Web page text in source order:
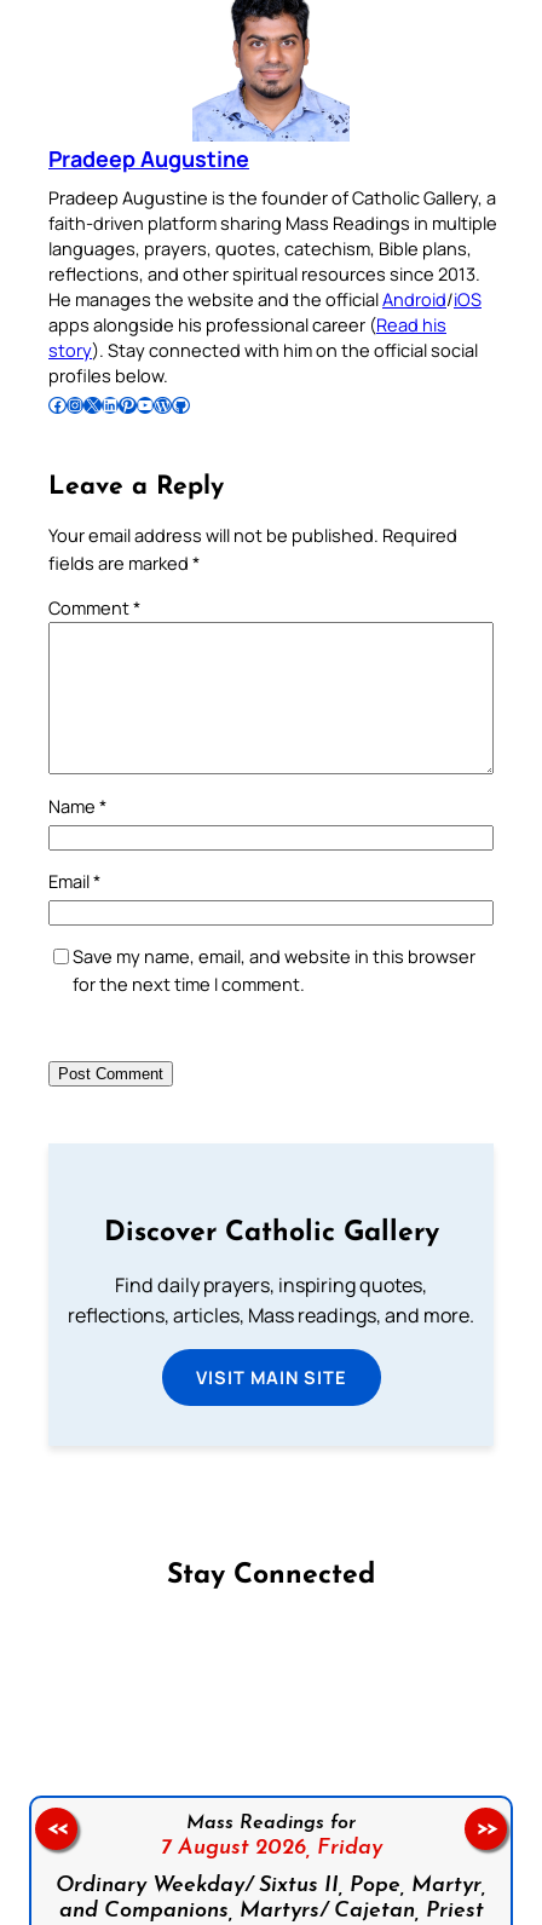
Pradeep Augustine
Pradeep Augustine is the founder of Catholic Gallery, a
faith-driven platform sharing Mass Readings in multiple
languages, prayers, quotes, catechism, Bible plans,
reflections, and other spiritual resources since 2013.
He manages the website and the officialAndroid/iOS
apps alongside his professional career (Read his
story). Stay connected with him on the official social
profiles below.
Follow Pradeep on Facebook Follow Pradeep on InstagramFollow Pradeep on X Follow Pradeep on LinkedIn Follow Pradeep on Pinterest Subscribe to Pradeep’s Youtube Channel Follow Pradeep on WordPress Follow Pradeep on GitHub
Leave a Reply
Your email address will not be published. Required
fields are marked *
Comment*
Name *
Email*
Save my name, email, and website in this browser
for the next time I comment.
Discover Catholic Gallery
Find daily prayers, inspiring quotes,
reflections, articles, Mass readings, and more.
VISIT MAIN SITE
Stay Connected
Mass Readings for
7 August 2026, Friday
Ordinary Weekday/ Sixtus II, Pope, Martyr,
and Companions, Martyrs/ Cajetan, Priest
<< >>